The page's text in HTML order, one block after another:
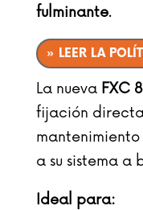
fulminante.
» LEER LA
La nueva FXC
fijación
a su sistema a
Ideal para: